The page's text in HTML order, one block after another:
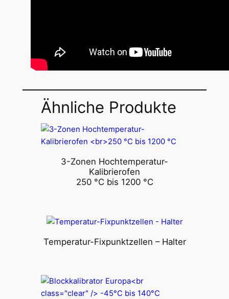
Ähnliche Produkte
3-Zonen Hochtemperatur-
Kalibrierofen
250 °C bis 1200 °C
Temperatur-Fixpunktzellen – Halter